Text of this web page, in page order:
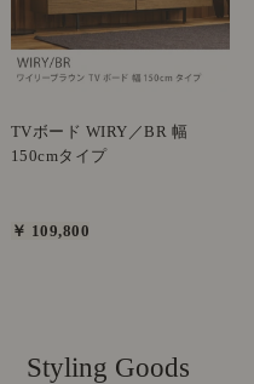
TVボード WIRY／BR 幅
150cmタイプ
￥ 109,800
Styling Goods